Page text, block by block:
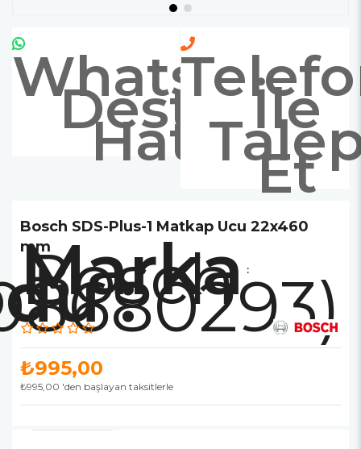
Whatsapp
Destek
Hattı İle
Et
Bosch SDS-Plus-1 Matkap Ucu 22x460
mm
Marka :
Bosch
₺995,00
₺995,00 'den başlayan taksitlerle